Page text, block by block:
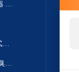
CK-YLZ-50泳池循环水银离子消毒器 铜离子灭菌器
CK-ML-80污水处理毛发过滤器-篮式过滤器
CK-CY-60泳池循环水系统杀菌消毒臭氧发生器